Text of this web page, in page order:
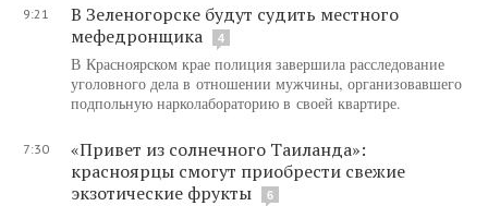
9:21
В Зеленогорске будут судить местного
мефедронщика
4
В Красноярском крае полиция завершила расследование
уголовного дела в отношении мужчины, организовавшего
подпольную нарколабораторию в своей квартире.
7:30
«Привет из солнечного Таиланда»:
красноярцы смогут приобрести свежие
экзотические фрукты
6